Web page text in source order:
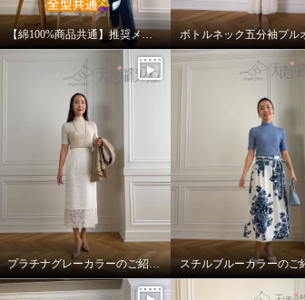
【綿100%商品共通】推奨メンテナンス方法
プラチナグレーカラーのご紹介とまとめ スチルブルーカラーのご